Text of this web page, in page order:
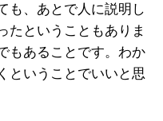
も、あとで人に説明し
たということもありま
もあることです。わか
ということでいいと思